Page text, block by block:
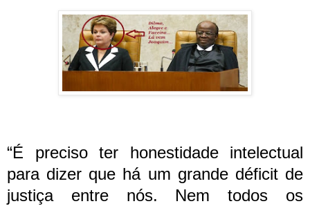
“É preciso ter honestidade intelectual
para dizer que há um grande déficit de
justiça entre nós. Nem todos os